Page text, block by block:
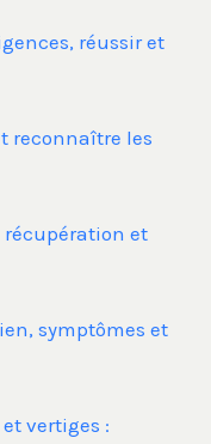
réussir et
reconnaître les
récupération et
symptômes et
vertiges :